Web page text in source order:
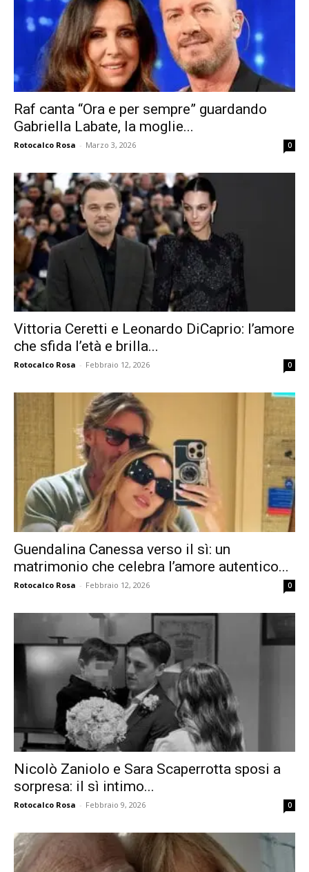
Raf canta “Ora e per sempre” guardando
Gabriella Labate, la moglie...
Rotocalco Rosa - Marzo 3, 2026 0
Vittoria Ceretti e Leonardo DiCaprio: l’amore
che sfida l’età e brilla...
Rotocalco Rosa - Febbraio 12, 2026 0
Guendalina Canessa verso il sì: un
matrimonio che celebra l’amore autentico...
Rotocalco Rosa - Febbraio 12, 2026 0
Nicolò Zaniolo e Sara Scaperrotta sposi a
sorpresa: il sì intimo...
Rotocalco Rosa - Febbraio 9, 2026 0